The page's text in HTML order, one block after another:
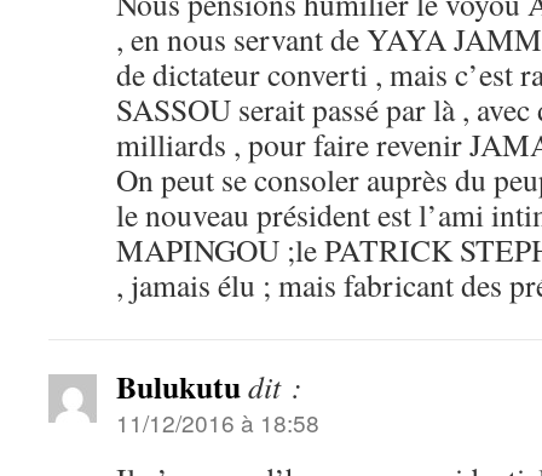
, en nous servant de YAYA
de dictateur converti , mais c’est
SASSOU serait passé par là ,
milliards , pour faire revenir
On peut se consoler auprès du
le nouveau président est l’ami
MAPINGOU ;le PATRICK
, jamais élu ; mais fabricant des
Bulukutudit :
11/12/2016 à 18:58